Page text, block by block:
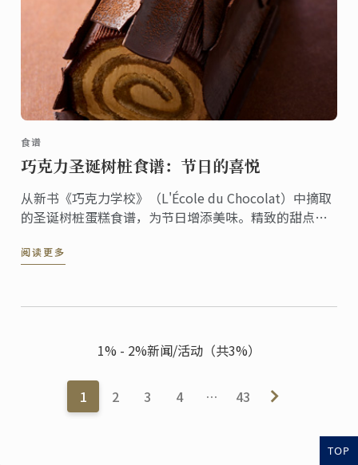
食谱
巧克力圣诞树桩食谱：节日的喜悦
从新书《巧克力学校》（L'École du Chocolat）中摘取
的圣诞树桩蛋糕食谱，为节日增添美味。精致的甜点融
阅读更多
1% - 2%新闻/活动（共3%）
1 2 3 4 … 43
TOP